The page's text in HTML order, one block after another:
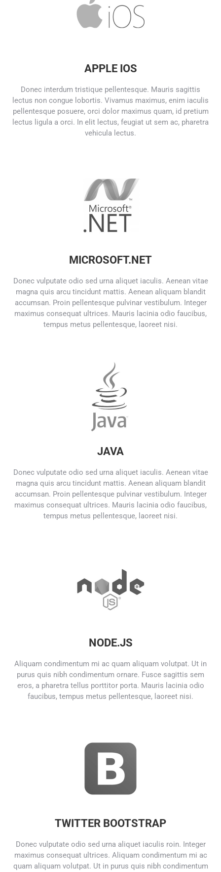
APPLE IOS
Donec interdum tristique pellentesque. Mauris sagittis
lectus non congue lobortis. Vivamus maximus, enim iaculis
pellentesque posuere, orci dolor maximus quam, id pretium
lectus ligula a orci. In elit lectus, feugiat ut sem ac, pharetra
vehicula lectus.
MICROSOFT.NET
Donec vulputate odio sed urna aliquet iaculis. Aenean vitae
magna quis arcu tincidunt mattis. Aenean aliquam blandit
accumsan. Proin pellentesque pulvinar vestibulum. Integer
maximus consequat ultrices. Mauris lacinia odio faucibus,
tempus metus pellentesque, laoreet nisi.
JAVA
Donec vulputate odio sed urna aliquet iaculis. Aenean vitae
magna quis arcu tincidunt mattis. Aenean aliquam blandit
accumsan. Proin pellentesque pulvinar vestibulum. Integer
maximus consequat ultrices. Mauris lacinia odio faucibus,
tempus metus pellentesque, laoreet nisi.
NODE.JS
Aliquam condimentum mi ac quam aliquam volutpat. Ut in
purus quis nibh condimentum ornare. Fusce sagittis sem
eros, a pharetra tellus porttitor porta. Mauris lacinia odio
faucibus, tempus metus pellentesque, laoreet nisi.
TWITTER BOOTSTRAP
Donec vulputate odio sed urna aliquet iaculis roin. Integer
maximus consequat ultrices. Aliquam condimentum mi ac
quam aliquam volutpat. Ut in purus quis nibh condimentum